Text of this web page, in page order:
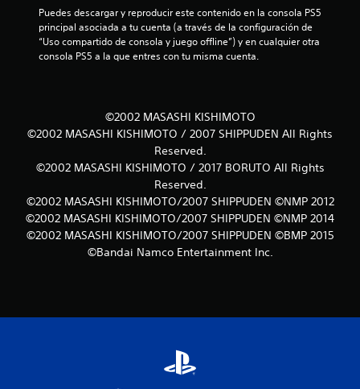
a
l
1
0
4
4
a
Puedes descargar y reproducir este contenido en la consola PS5
principal asociada a tu cuenta (a través de la configuración de
“Uso compartido de consola y juego offline”) y en cualquier otra
consola PS5 a la que entres con tu misma cuenta.
©2002 MASASHI KISHIMOTO
©2002 MASASHI KISHIMOTO / 2007 SHIPPUDEN All Rights
Reserved.
©2002 MASASHI KISHIMOTO / 2017 BORUTO All Rights
Reserved.
©2002 MASASHI KISHIMOTO/2007 SHIPPUDEN ©NMP 2012
©2002 MASASHI KISHIMOTO/2007 SHIPPUDEN ©NMP 2014
©2002 MASASHI KISHIMOTO/2007 SHIPPUDEN ©BMP 2015
©Bandai Namco Entertainment Inc.